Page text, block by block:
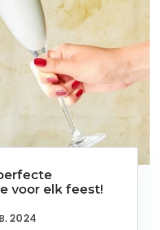
voor elk feest!
2024